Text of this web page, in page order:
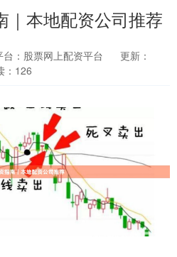
｜本地配资公司推荐
台：股票网上配资平台
更新：
：126